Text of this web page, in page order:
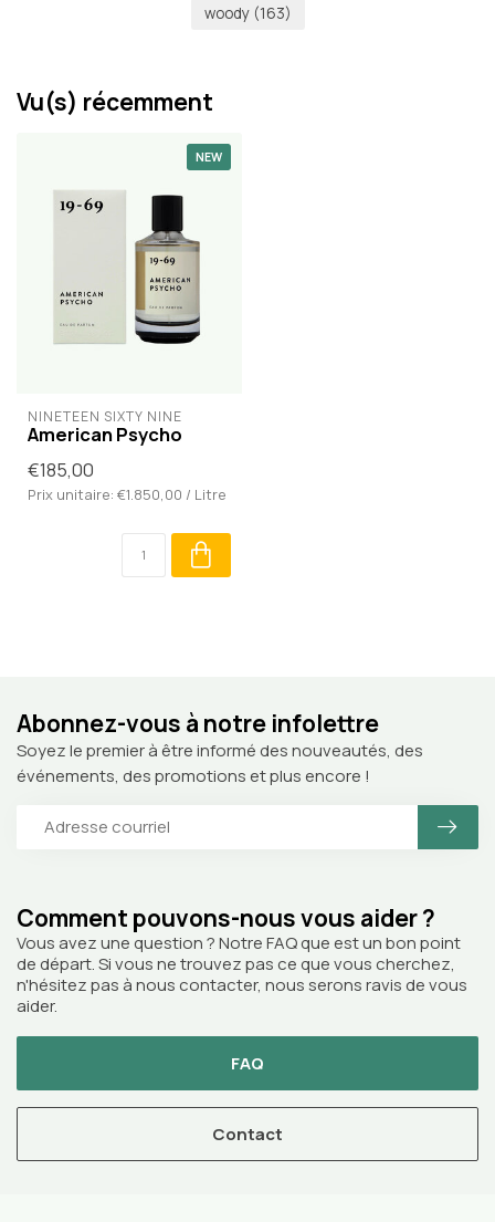
woody (163)
Vu(s) récemment
NEW
NINETEEN SIXTY NINE
American Psycho
€185,00
Prix unitaire: €1.850,00 / Litre
Comment pouvons-nous vous aider ?
Vous avez une question ? Notre FAQ que est un bon point
de départ. Si vous ne trouvez pas ce que vous cherchez,
n'hésitez pas à nous contacter, nous serons ravis de vous
aider.
FAQ
Contact
Abonnez-vous à notre infolettre
Soyez le premier à être informé des nouveautés, des
événements, des promotions et plus encore !